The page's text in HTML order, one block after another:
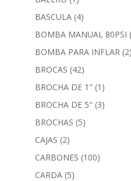
BASCULA (4)
BOMBA MANUAL 80PSI
BOMBA PARA INFLAR (2)
BROCAS (42)
BROCHA DE 1" (1)
BROCHA DE 5" (3)
BROCHAS (5)
CAJAS (2)
CARBONES (100)
CARDA (5)